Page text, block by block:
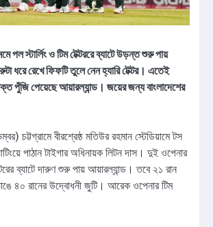
পল স্টার্লিং ও টিম টেক্টররে ব্যাটে উড়ন্ত শুরু পায়
ধরে রেখে ফিফটি তুলে নেন হ্যারি টেক্টর। এতেই
পুঁজি পেয়েছে আয়ারল্যান্ড। জয়ের জন্য বাংলাদেশের
চট্টগ্রামে বীরশ্রেষ্ঠ মতিউর রহমান স্টেডিয়ামে টস
পাঠান টাইগার অধিনায়ক লিটন দাস। দুই ওপেনার
ব্যাটে দারুণ শুরু পায় আয়ারল্যান্ড। তবে ২১ রান
৪০ রানের উদ্বোধনী জুটি। আরেক ওপেনার টিম